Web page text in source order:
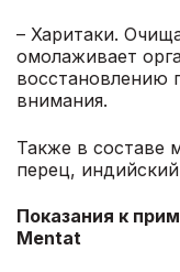
– Харитаки.
омолаживает
восстановлению
внимания.
Также в составе
перец,
Показания к
Mentat